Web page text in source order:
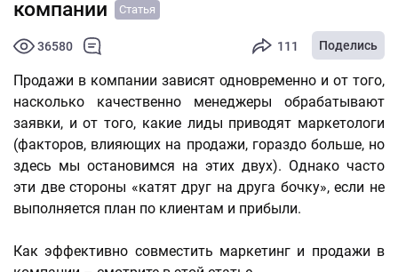
компании Статья
36580 111 Поделись
Продажи в компании зависят одновременно и от того,
насколько качественно менеджеры обрабатывают
заявки, и от того, какие лиды приводят маркетологи
(факторов, влияющих на продажи, гораздо больше, но
здесь мы остановимся на этих двух). Однако часто
эти две стороны «катят друг на друга бочку», если не
выполняется план по клиентам и прибыли.
Как эффективно совместить маркетинг и продажи в